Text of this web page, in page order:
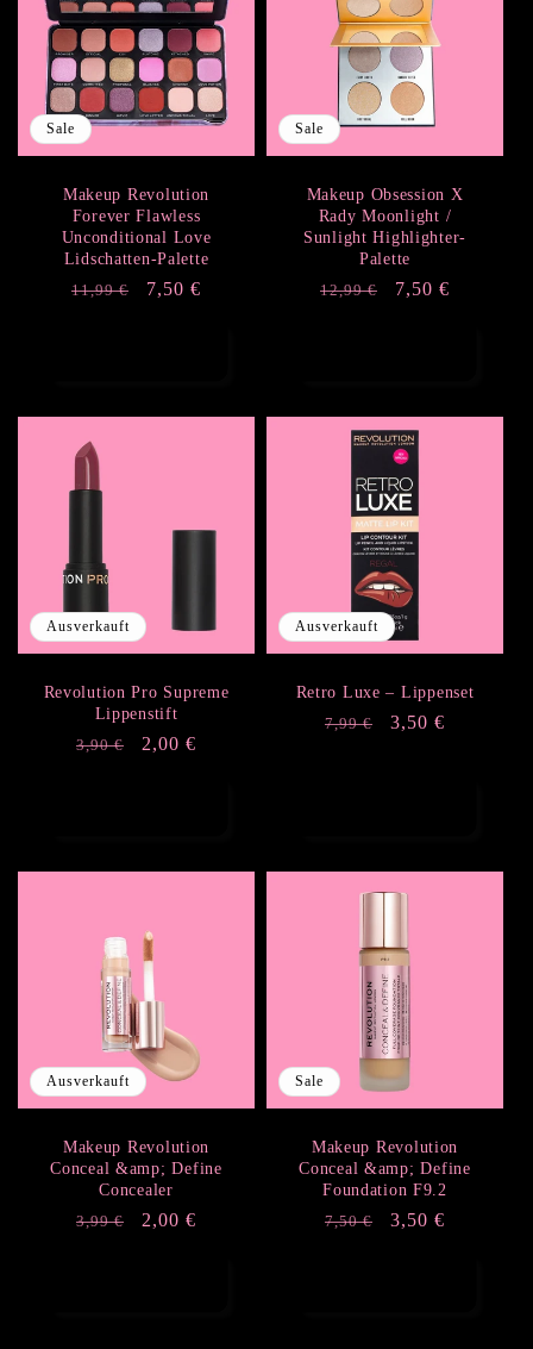
Sale
Makeup Revolution
Forever Flawless
Unconditional Love
Lidschatten-Palette
Normaler
11,99 € Verkaufspreis
7,50 €
Sale
Makeup Obsession X
Rady Moonlight /
Sunlight Highlighter-
Palette
Normaler
12,99 € Verkaufspreis
7,50 €
Ausverkauft
Revolution Pro Supreme
Lippenstift
Normaler
3,90 € Verkaufspreis
2,00 €
Ausverkauft
Retro Luxe – Lippenset
Normaler
7,99 € Verkaufspreis
3,50 €
Ausverkauft
Makeup Revolution
Conceal &amp; Define
Concealer
Normaler
3,99 € Verkaufspreis
2,00 €
Sale
Makeup Revolution
Conceal &amp; Define
Foundation F9.2
Normaler
7,50 € Verkaufspreis
3,50 €